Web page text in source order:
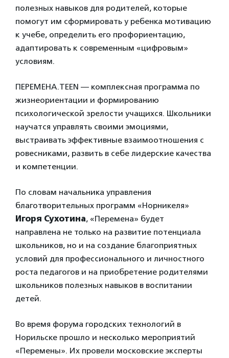
полезных навыков для родителей, которые
помогут им сформировать у ребенка мотивацию
к учебе, определить его профориентацию,
адаптировать к современным «цифровым»
условиям.
ПЕРЕМЕНА.TEEN — комплексная программа по
жизнеориентации и формированию
психологической зрелости учащихся. Школьники
научатся управлять своими эмоциями,
выстраивать эффективные взаимоотношения с
ровесниками, развить в себе лидерские качества
и компетенции.
По словам начальника управления
благотворительных программ «Норникеля»
Игоря Сухотина, «Перемена» будет
направлена не только на развитие потенциала
школьников, но и на создание благоприятных
условий для профессионального и личностного
роста педагогов и на приобретение родителями
школьников полезных навыков в воспитании
детей.
Во время форума городских технологий в
Норильске прошло и несколько мероприятий
«Перемены». Их провели московские эксперты